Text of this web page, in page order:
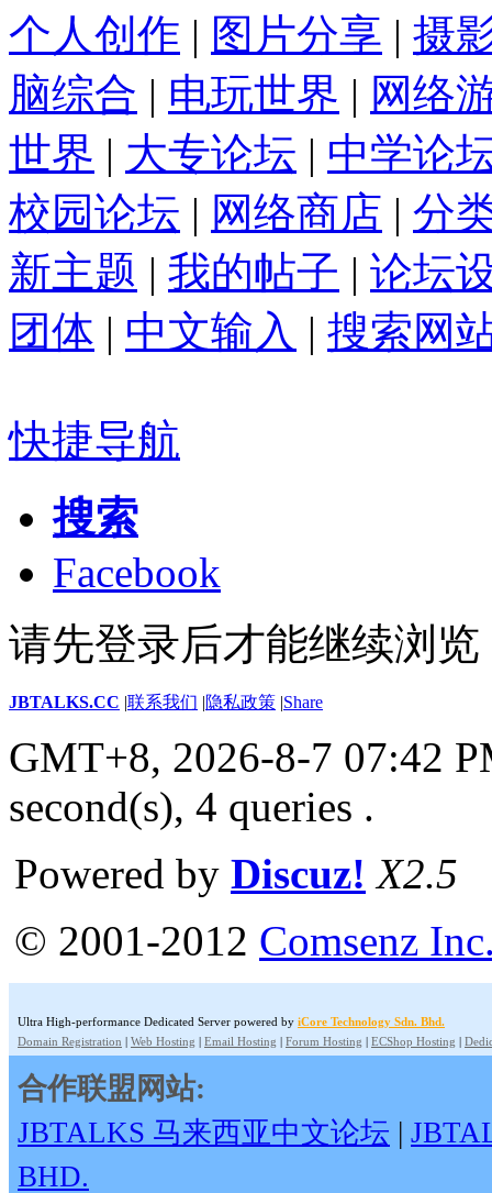
个人创作 | 图片分享 | 摄
脑综合 | 电玩世界 | 网络
世界 | 大专论坛 | 中学论
校园论坛 | 网络商店 | 分
新主题 | 我的帖子 | 论坛
团体 | 中文输入 | 搜索网
快捷导航
搜索
Facebook
请先登录后才能继续浏览
JBTALKS.CC |联系我们 |隐私政策 |Share
GMT+8, 2026-8-7 07:42
second(s), 4 queries .
Powered by Discuz! X2.5
© 2001-2012 Comsenz
Ultra High-performance Dedicated Server powered by iCore Technology Sdn. Bhd.
Domain Registration | Web Hosting | Email Hosting | Forum Hosting | ECShop Hosting |
合作联盟网站:
JBTALKS 马来西亚中文论坛 |
BHD.